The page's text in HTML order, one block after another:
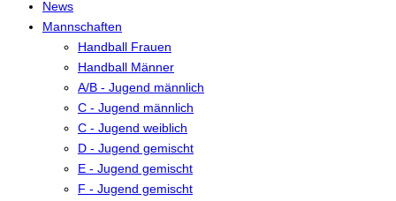
News
Mannschaften
Handball Frauen
Handball Männer
A/B - Jugend männlich
C - Jugend männlich
C - Jugend weiblich
D - Jugend gemischt
E - Jugend gemischt
F - Jugend gemischt